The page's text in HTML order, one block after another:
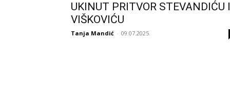
UKINUT PRITVOR STEVANDIĆU I
VIŠKOVIĆU
Tanja Mandić - 09.07.2025.